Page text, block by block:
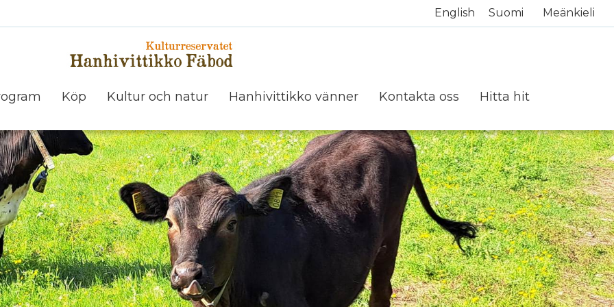
English Suomi Meänkieli
Köp Kultur och natur Hanhivittikko vänner Kontakta oss Hitta hit